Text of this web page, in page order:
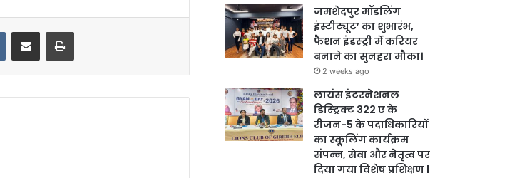
VKontakteShare via Email Print
जमशेदपुर मॉडलिंग
इंस्टीट्यूट’ का शुभारंभ,
फैशन इंडस्ट्री में करियर
बनाने का सुनहरा मौका।
2 weeks ago
लायंस इंटरनेशनल
डिस्ट्रिक्ट 322 ए के
रीजन-5 के पदाधिकारियों
का स्कूलिंग कार्यक्रम
संपन्न, सेवा और नेतृत्व पर
दिया गया विशेष प्रशिक्षण l